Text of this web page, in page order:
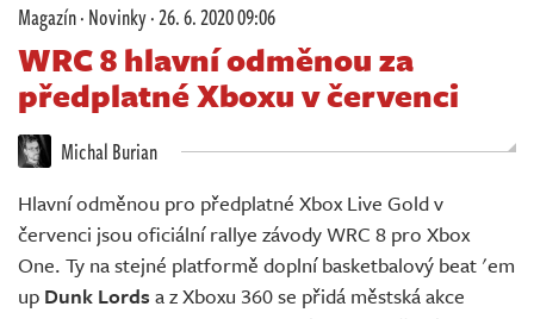
Redakce
Živě
Magazín·Novinky·26. 6. 2020 09:06
WRC 8 hlavní odměnou za
předplatné Xboxu v červenci
Michal Burian
Hlavní odměnou pro předplatné Xbox Live Gold v
červenci jsou oficiální rallye závody WRC 8 pro Xbox
One. Ty na stejné platformě doplní basketbalový beat 'em
up Dunk Lords a z Xboxu 360 se přidá městská akce